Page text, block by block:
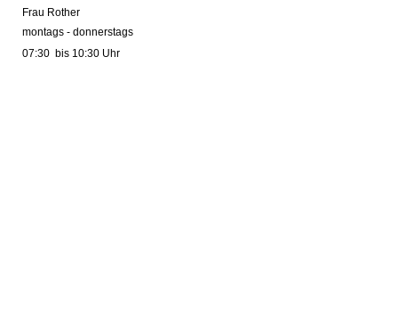
Frau Rother
montags - donnerstags
07:30 bis 10:30 Uhr